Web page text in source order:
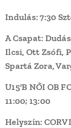
Indulás: 7:30
A Csapat:
Ilcsi, Ott Zsófi,
Spartá Zora,
U15'B NŐI OB
11:00; 13:00
Helyszín: